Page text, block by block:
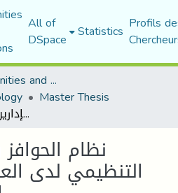
All of
DSpace Statistics Profils
Faculty of Humanities and Social Sciences
Master Thesis
نظام الحوافز وعلاقته بالإنتماء التنظيمي لدى العمال الإدارين بريد الجزائر -بوسعادة -
نظام الحوافز
التنظيمي لدى